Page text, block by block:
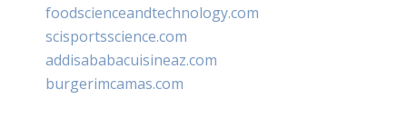
foodscienceandtechnology.com
scisportsscience.com
addisababacuisineaz.com
burgerimcamas.com